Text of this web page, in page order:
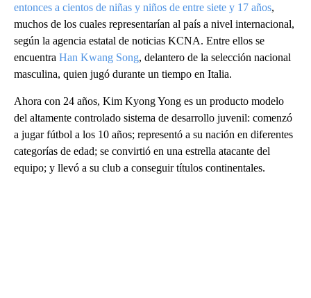
entonces a cientos de niñas y niños de entre siete y 17 años,
muchos de los cuales representarían al país a nivel internacional,
según la agencia estatal de noticias KCNA. Entre ellos se
encuentra Han Kwang Song, delantero de la selección nacional
masculina, quien jugó durante un tiempo en Italia.
Ahora con 24 años, Kim Kyong Yong es un producto modelo
del altamente controlado sistema de desarrollo juvenil: comenzó
a jugar fútbol a los 10 años; representó a su nación en diferentes
categorías de edad; se convirtió en una estrella atacante del
equipo; y llevó a su club a conseguir títulos continentales.